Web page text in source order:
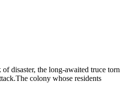
disaster, the long-awaited truce torn
colony whose residents